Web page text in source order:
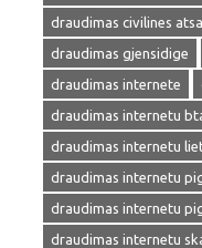
draudimas civilines
draudimas gjensidige
draudimas internete
draudimas internetu
draudimas internetu
draudimas internetu
draudimas internetu
draudimas internetu